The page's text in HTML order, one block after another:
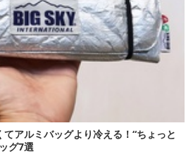
アルミバッグより冷える！“ちょっと
グ7選